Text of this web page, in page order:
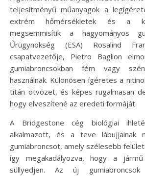
teljesítményű műanyagok a
extrém hőmérsékletek és a
megsemmisítik a hagyományos
Űrügynökség (ESA) Rosalind
csapatvezetője, Pietro Baglion
gumiabroncsokban fém vagy
használnak. Különösen ígéretes a
titán ötvözet, és képes rugalmasan
hogy elveszítené az eredeti formáját.
A Bridgestone cég biológiai
alkalmazott, és a teve lábujjainak
gumiabroncsot, amely szélesebb
így megakadályozva, hogy a
süllyedjen. Az új